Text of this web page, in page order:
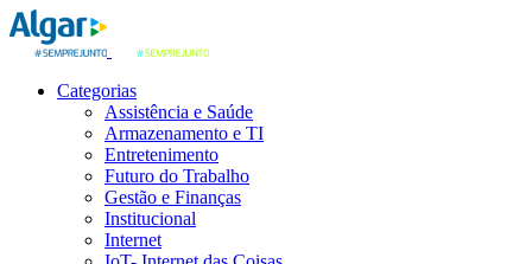
Categorias
Assistência e Saúde
Armazenamento e TI
Entretenimento
Futuro do Trabalho
Gestão e Finanças
Institucional
Internet